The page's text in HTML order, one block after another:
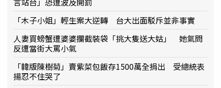
「木子小姐」輕生案大逆轉 台大出面駁斥並非事實
人妻買螃蟹遭婆婆攔截裝袋「挑大隻送大姑」 她氣問
反遭當街大罵小氣
「韓版陳樹菊」賣紫菜包飯存1500萬全捐出 受總統表
揚忍不住哭了